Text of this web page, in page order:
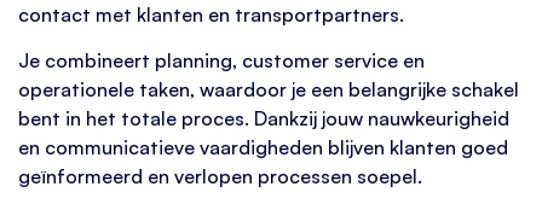
contact met klanten en transportpartners.
Je combineert planning, customer service en
operationele taken, waardoor je een belangrijke schakel
bent in het totale proces. Dankzij jouw nauwkeurigheid
en communicatieve vaardigheden blijven klanten goed
geïnformeerd en verlopen processen soepel.